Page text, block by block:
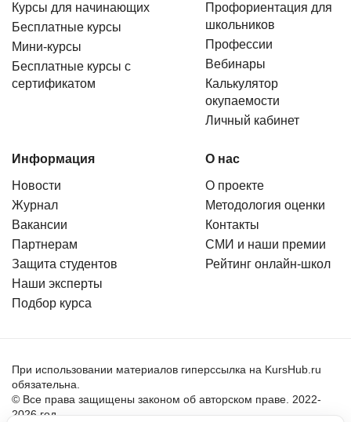
Курсы для начинающих
Бесплатные курсы
Мини-курсы
Бесплатные курсы с
сертификатом
Профориентация для
школьников
Профессии
Вебинары
Калькулятор
окупаемости
Личный кабинет
Информация
Новости
Журнал
Вакансии
Партнерам
Защита студентов
Наши эксперты
Подбор курса
О нас
О проекте
Методология оценки
Контакты
СМИ и наши премии
Рейтинг онлайн-школ
При использовании материалов гиперссылка на KursHub.ru
обязательна.
© Все права защищены законом об авторском праве. 2022-
2026 год.